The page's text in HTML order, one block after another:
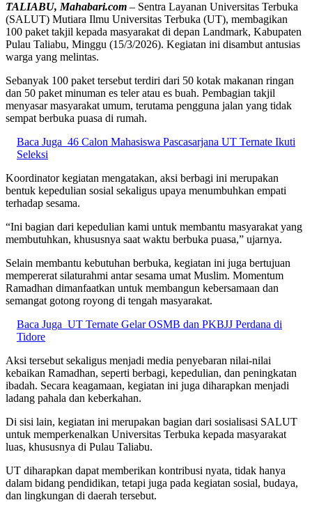
TALIABU, Mahabari.com – Sentra Layanan Universitas Terbuka
(SALUT) Mutiara Ilmu Universitas Terbuka (UT), membagikan
100 paket takjil kepada masyarakat di depan Landmark, Kabupaten
Pulau Taliabu, Minggu (15/3/2026). Kegiatan ini disambut antusias
warga yang melintas.
Sebanyak 100 paket tersebut terdiri dari 50 kotak makanan ringan
dan 50 paket minuman es teler atau es buah. Pembagian takjil
menyasar masyarakat umum, terutama pengguna jalan yang tidak
sempat berbuka puasa di rumah.
Baca Juga 46 Calon Mahasiswa Pascasarjana UT Ternate Ikuti
Seleksi
Koordinator kegiatan mengatakan, aksi berbagi ini merupakan
bentuk kepedulian sosial sekaligus upaya menumbuhkan empati
terhadap sesama.
“Ini bagian dari kepedulian kami untuk membantu masyarakat yang
membutuhkan, khususnya saat waktu berbuka puasa,” ujarnya.
Selain membantu kebutuhan berbuka, kegiatan ini juga bertujuan
mempererat silaturahmi antar sesama umat Muslim. Momentum
Ramadhan dimanfaatkan untuk membangun kebersamaan dan
semangat gotong royong di tengah masyarakat.
Baca Juga UT Ternate Gelar OSMB dan PKBJJ Perdana di
Tidore
Aksi tersebut sekaligus menjadi media penyebaran nilai-nilai
kebaikan Ramadhan, seperti berbagi, kepedulian, dan peningkatan
ibadah. Secara keagamaan, kegiatan ini juga diharapkan menjadi
ladang pahala dan keberkahan.
Di sisi lain, kegiatan ini merupakan bagian dari sosialisasi SALUT
untuk memperkenalkan Universitas Terbuka kepada masyarakat
luas, khususnya di Pulau Taliabu.
UT diharapkan dapat memberikan kontribusi nyata, tidak hanya
dalam bidang pendidikan, tetapi juga pada kegiatan sosial, budaya,
dan lingkungan di daerah tersebut.